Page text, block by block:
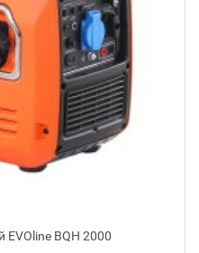
EVOline BQH 2000